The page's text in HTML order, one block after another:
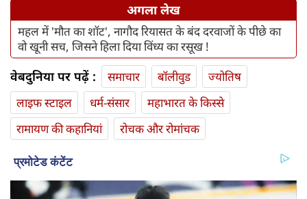
अगला लेख
महल में 'मौत का शॉट', नागौद रियासत के बंद दरवाजों के पीछे का
वो खूनी सच, जिसने हिला दिया विंध्य का रसूख !
वेबदुनिया पर पढ़ें : समाचार बॉलीवुड
ज्योतिष
लाइफ स्‍टाइल
धर्म-संसार
महाभारत के किस्से
रामायण की कहानियां
रोचक और रोमांचक